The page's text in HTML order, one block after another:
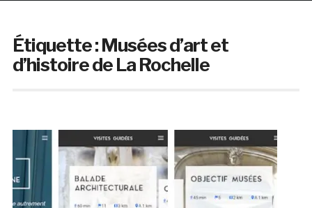
Étiquette :Musées d’art et
d’histoire de La Rochelle